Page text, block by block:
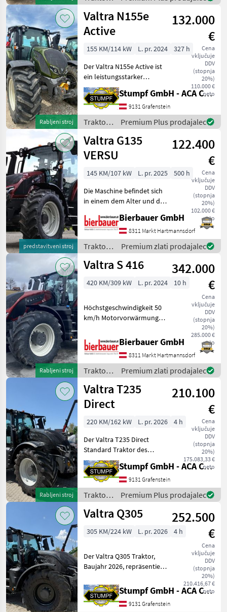
Modell aus dem Bauj
Valtra
Rabljeni stroj
Valtra N155e
Active
132.000
€
Cena
vključuje
DDV
(stopnja
20%)
110.000 €
neto
155 KM/114 kW L. pr. 2024
327 h
Der Valtra N155e Active ist
ein leistungsstarker
Standardtraktor der Marke
Valtra, Baujahr 2024, der
speziell für anspruchsvolle
landwirtschaftliche
Aufgaben entwick
Stumpf GmbH - ACA Center Stumpf
9131 Grafenstein
Traktor /
Valtra
Premium Plus prodajalec
predstavitveni stroj
Valtra G135
VERSU
122.400
€
Cena
vključuje
DDV
(stopnja
20%)
102.000 €
neto
145 KM/107 kW L. pr. 2025
500 h
Die Maschine befindet sich
in einem dem Alter und der
Zustand und kann nach
telefonischer Vereinbarung
gerne vor Ort besichtigt
und geprüft we
Bierbauer GmbH
8311 Markt Hartmannsdorf
Traktor /
Valtra
Premium zlati prodajalec
Rabljeni stroj
Valtra S 416
342.000
€
Cena
vključuje
DDV
(stopnja
20%)
285.000 €
neto
420 KM/309 kW L. pr. 2024 10 h
Höchstgeschwindigkeit 50
km/h Motorvorwärmung
Tanksieb Zapfwellen-
Stummel 6 Zähne, 35 mm
Druckluftbeschaffungsanlage
Freier R
Bierbauer GmbH
8311 Markt Hartmannsdorf
Traktor /
Valtra
Premium zlati prodajalec
Rabljeni stroj
Valtra T235
Direct
210.100
€
Cena
vključuje
DDV
(stopnja
20%)
175.083,33 €
neto
220 KM/162 kW L. pr. 2026
4 h
Der Valtra T235 Direct
Standard Traktor des
Baujahres 2026 präsentiert
sich als leistungsstarkes
und vielseitig einsetzbares
Modell mit einer
beeindruckenden Motorle
Stumpf GmbH - ACA Center Stumpf
9131 Grafenstein
Traktor /
Valtra
Premium Plus prodajalec
Valtra Q305
252.500
€
Cena
vključuje
DDV
(stopnja
20%)
210.416,67 €
neto
305 KM/224 kW L. pr. 2026 4 h
Der Valtra Q305 Traktor,
Baujahr 2026, repräsentiert
Landmaschinentechnologie.
Mit einer beeindruckenden
Leistung von 305 PS und
Stumpf GmbH - ACA Center Stumpf
9131 Grafenstein